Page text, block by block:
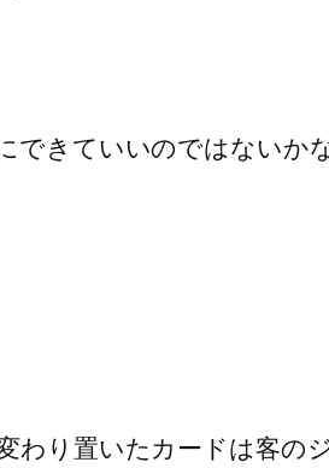
きていいのではないかな
り置いたカードは客の